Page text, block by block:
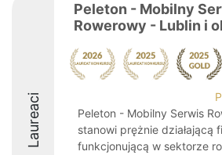
Laureaci
Peleton - Mobilny
Rowerowy - Lublin i
Peleton - Mobilny Serwis
stanowi prężnie działającą
funkcjonującą w sektorze